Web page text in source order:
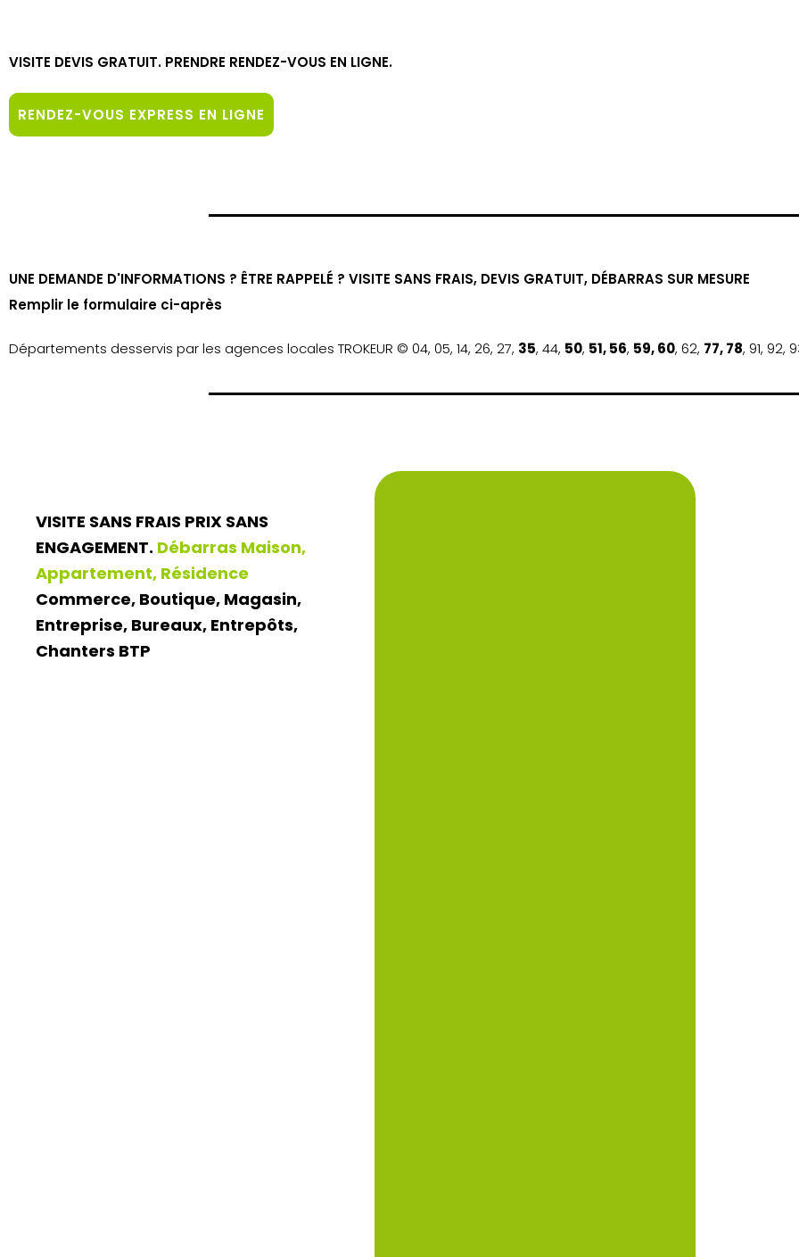
VISITE DEVIS GRATUIT. PRENDRE RENDEZ-VOUS EN LIGNE.
RENDEZ-VOUS EXPRESS EN LIGNE
UNE DEMANDE D'INFORMATIONS ? ÊTRE RAPPELÉ ? VISITE SANS FRAIS, DEVIS GRATUIT, DÉBARRAS SUR MESURE
Remplir le formulaire ci-après
Départements desservis par les agences locales TROKEUR © 04, 05, 14, 26, 27, 35, 44, 50, 51, 56, 59, 60, 62, 77, 78, 91, 92,
VISITE SANS FRAIS PRIX SANS
ENGAGEMENT. Débarras Maison,
Appartement, Résidence
Commerce, Boutique, Magasin,
Entreprise, Bureaux, Entrepôts,
Chanters BTP